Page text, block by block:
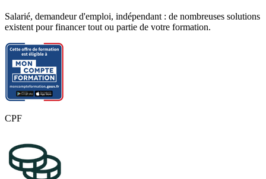
Technique de recherche stage
Réseaux sociaux professionnels (LinkedIn…)
Salarié, demandeur d'emploi, indépendant : de nombreuses solutions
existent pour financer tout ou partie de votre formation.
CPF